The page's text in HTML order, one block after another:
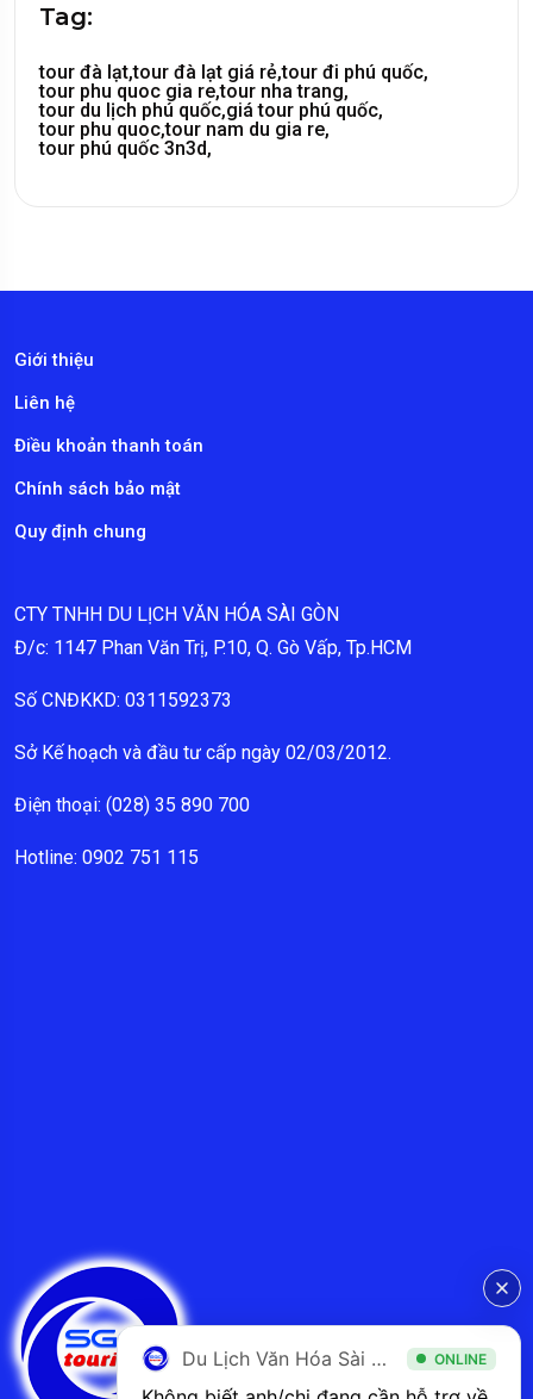
Tag:
tour đà lạt,tour đà lạt giá rẻ,tour đi phú quốc,
tour phu quoc gia re,tour nha trang,
tour du lịch phú quốc,giá tour phú quốc,
tour phu quoc,tour nam du gia re,
tour phú quốc 3n3d,
Giới thiệu
Liên hệ
Điều khoản thanh toán
Chính sách bảo mật
Quy định chung
CTY TNHH DU LỊCH VĂN HÓA SÀI GÒN
Đ/c: 1147 Phan Văn Trị, P.10, Q. Gò Vấp, Tp.HCM
Số CNĐKKD: 0311592373
Sở Kế hoạch và đầu tư cấp ngày 02/03/2012.
Điện thoại: (028) 35 890 700
Hotline: 0902 751 115
Du Lịch Văn Hóa Sài Gòn ONLINE